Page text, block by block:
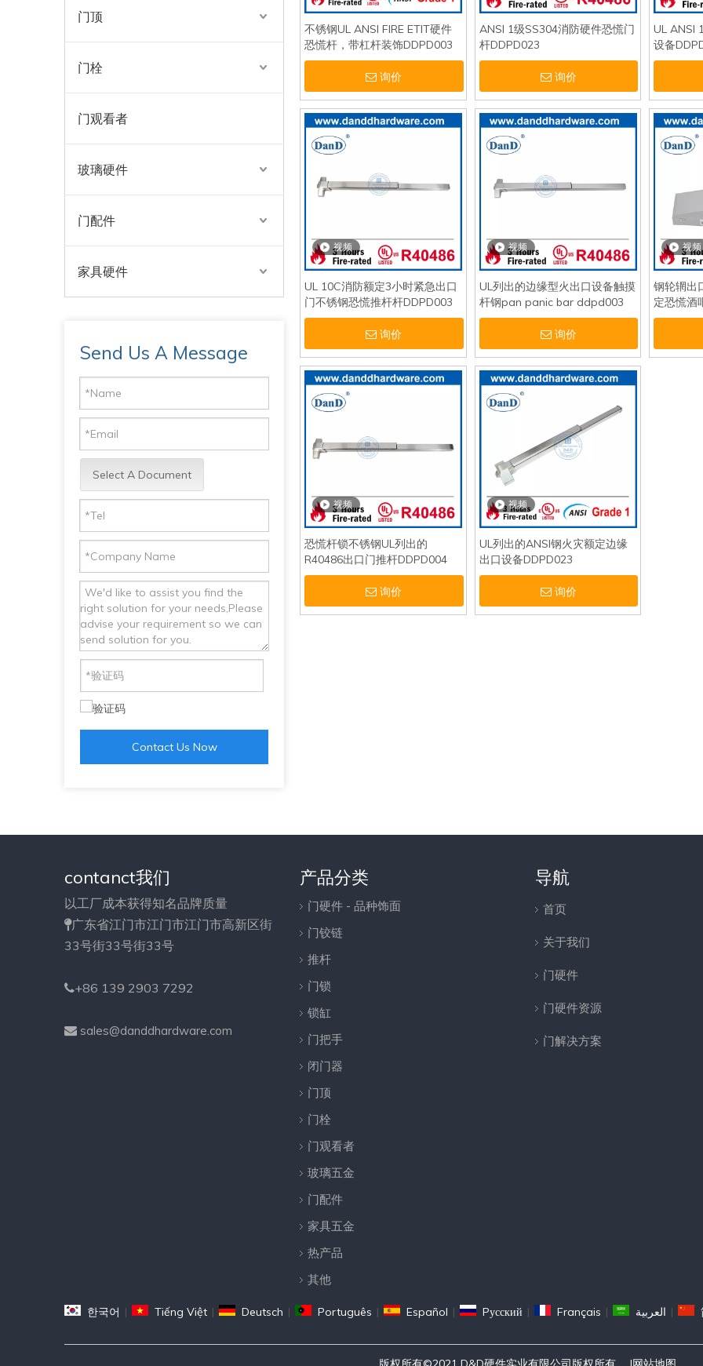
门顶
门栓
门观看者
玻璃硬件
门配件
家具硬件
Send Us A Message
Select A Document
Contact Us Now
不锈钢UL ANSI FIRE ETIT硬件
恐慌杆，带杠杆装饰DDPD003
询价
ANSI 1级SS304消防硬件恐慌门
杆DDPD023
询价
UL ANSI
设备
视频
UL 10C消防额定3小时紧急出口
门不锈钢恐慌推杆杆DDPD003
询价
视频
UL列出的边缘型火出口设备触摸
杆钢pan panic bar ddpd003
询价
视频
钢轮辋出
定恐慌酒
DDPD003
视频
恐慌杆锁不锈钢UL列出的
R40486出口门推杆DDPD004
询价
视频
UL列出的ANSI钢火灾额定边缘
出口设备DDPD023
询价
contanct我们
以工厂成本获得知名品牌质量
广东省江门市江门市江门市高新区街
33号街33号街33号
+86 139 2903 7292
 sales@danddhardware.com
产品分类
门硬件 - 品种饰面
门铰链
推杆
门锁
锁缸
门把手
闭门器
门顶
门栓
门观看者
玻璃五金
门配件
家具五金
热产品
其他
导航
首页
关于我们
门硬件
门硬件资源
门解决方案
한국어 | Tiếng Việt | Deutsch | Português | Español | Pусский | Français | العربية |